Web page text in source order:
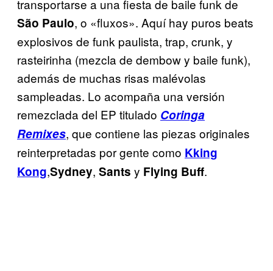
transportarse a una fiesta de baile funk de
São Paulo, o «fluxos». Aquí hay puros beats
explosivos de funk paulista, trap, crunk, y
rasteirinha (mezcla de dembow y baile funk),
además de muchas risas malévolas
sampleadas. Lo acompaña una versión
remezclada del EP titulado Coringa
Remixes, que contiene las piezas originales
reinterpretadas por gente como Kking
Kong,Sydney, Sants y Flying Buff.